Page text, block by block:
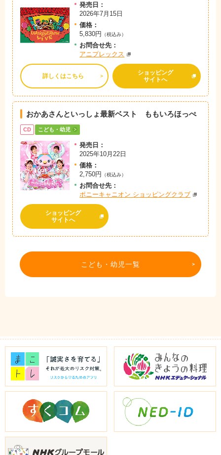
発売日：
2026年7月15日
価格：
5,830円
（税込み）
お問合せ先：
アニプレックス
詳しくはこちら
ショッピング
サイトへ
おかあさんといっしょ最新ベスト ももいろほっぺ
CD こども・幼児
発売日：
2025年10月22日
価格：
2,750円
（税込み）
お問合せ先：
ポニーキャニオン ショッピングクラブ
ショッピング
サイトへ
こども・幼児一覧